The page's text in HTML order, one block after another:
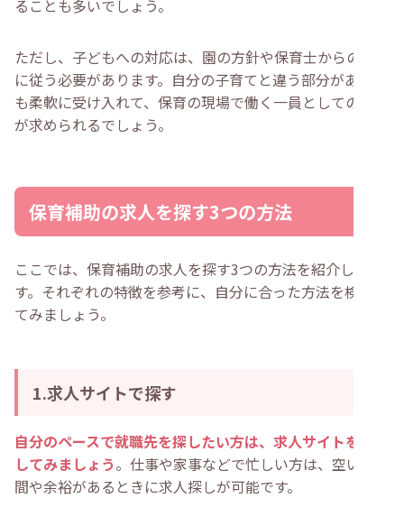
ることも多いでしょう。
ただし、子どもへの対応は、園の方針や保育士からの指示
に従う必要があります。自分の子育てと違う部分があって
も柔軟に受け入れて、保育の現場で働く一員としての対応
が求められるでしょう。
保育補助の求人を探す3つの方法
ここでは、保育補助の求人を探す3つの方法を紹介しま
す。それぞれの特徴を参考に、自分に合った方法を検討し
てみましょう。
1.求人サイトで探す
自分のペースで就職先を探したい方は、求人サイトを利用
してみましょう。仕事や家事などで忙しい方は、空いた時
間や余裕があるときに求人探しが可能です。